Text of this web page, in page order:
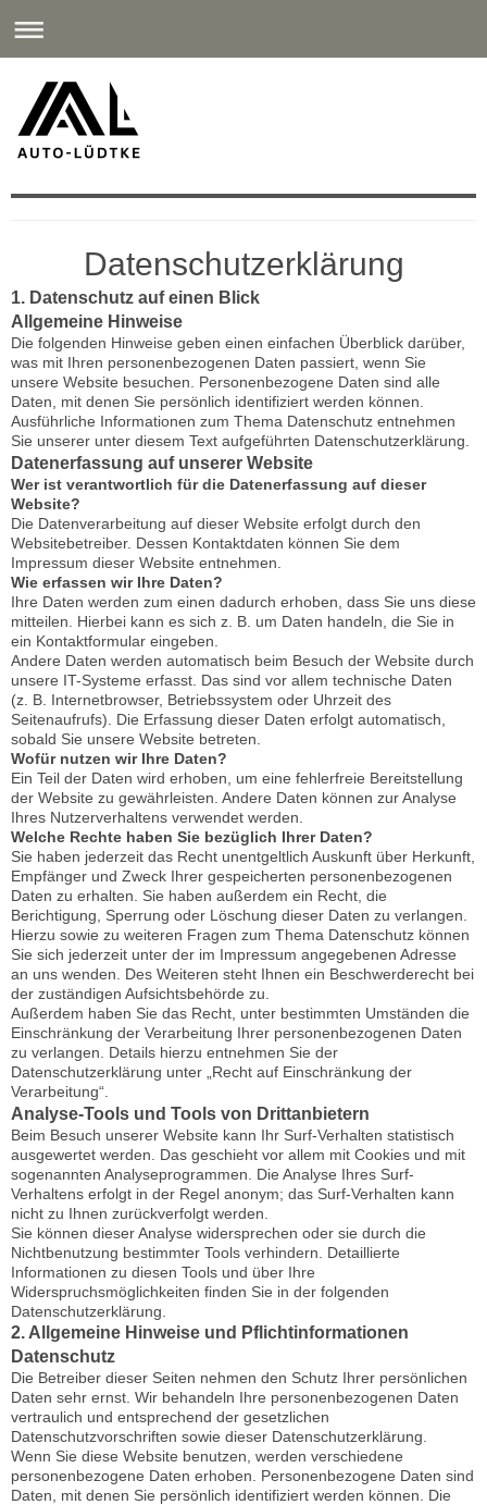
Datenschutzerklärung
1. Datenschutz auf einen Blick
Allgemeine Hinweise
Die folgenden Hinweise geben einen einfachen Überblick darüber,
was mit Ihren personenbezogenen Daten passiert, wenn Sie
unsere Website besuchen. Personenbezogene Daten sind alle
Daten, mit denen Sie persönlich identifiziert werden können.
Ausführliche Informationen zum Thema Datenschutz entnehmen
Sie unserer unter diesem Text aufgeführten Datenschutzerklärung.
Datenerfassung auf unserer Website
Wer ist verantwortlich für die Datenerfassung auf dieser
Website?
Die Datenverarbeitung auf dieser Website erfolgt durch den
Websitebetreiber. Dessen Kontaktdaten können Sie dem
Impressum dieser Website entnehmen.
Wie erfassen wir Ihre Daten?
Ihre Daten werden zum einen dadurch erhoben, dass Sie uns diese
mitteilen. Hierbei kann es sich z. B. um Daten handeln, die Sie in
ein Kontaktformular eingeben.
Andere Daten werden automatisch beim Besuch der Website durch
unsere IT-Systeme erfasst. Das sind vor allem technische Daten
(z. B. Internetbrowser, Betriebssystem oder Uhrzeit des
Seitenaufrufs). Die Erfassung dieser Daten erfolgt automatisch,
sobald Sie unsere Website betreten.
Wofür nutzen wir Ihre Daten?
Ein Teil der Daten wird erhoben, um eine fehlerfreie Bereitstellung
der Website zu gewährleisten. Andere Daten können zur Analyse
Ihres Nutzerverhaltens verwendet werden.
Welche Rechte haben Sie bezüglich Ihrer Daten?
Sie haben jederzeit das Recht unentgeltlich Auskunft über Herkunft,
Empfänger und Zweck Ihrer gespeicherten personenbezogenen
Daten zu erhalten. Sie haben außerdem ein Recht, die
Berichtigung, Sperrung oder Löschung dieser Daten zu verlangen.
Hierzu sowie zu weiteren Fragen zum Thema Datenschutz können
Sie sich jederzeit unter der im Impressum angegebenen Adresse
an uns wenden. Des Weiteren steht Ihnen ein Beschwerderecht bei
der zuständigen Aufsichtsbehörde zu.
Außerdem haben Sie das Recht, unter bestimmten Umständen die
Einschränkung der Verarbeitung Ihrer personenbezogenen Daten
zu verlangen. Details hierzu entnehmen Sie der
Datenschutzerklärung unter „Recht auf Einschränkung der
Verarbeitung“.
Analyse-Tools und Tools von Drittanbietern
Beim Besuch unserer Website kann Ihr Surf-Verhalten statistisch
ausgewertet werden. Das geschieht vor allem mit Cookies und mit
sogenannten Analyseprogrammen. Die Analyse Ihres Surf-
Verhaltens erfolgt in der Regel anonym; das Surf-Verhalten kann
nicht zu Ihnen zurückverfolgt werden.
Sie können dieser Analyse widersprechen oder sie durch die
Nichtbenutzung bestimmter Tools verhindern. Detaillierte
Informationen zu diesen Tools und über Ihre
Widerspruchsmöglichkeiten finden Sie in der folgenden
Datenschutzerklärung.
2. Allgemeine Hinweise und Pflichtinformationen
Datenschutz
Die Betreiber dieser Seiten nehmen den Schutz Ihrer persönlichen
Daten sehr ernst. Wir behandeln Ihre personenbezogenen Daten
vertraulich und entsprechend der gesetzlichen
Datenschutzvorschriften sowie dieser Datenschutzerklärung.
Wenn Sie diese Website benutzen, werden verschiedene
personenbezogene Daten erhoben. Personenbezogene Daten sind
Daten, mit denen Sie persönlich identifiziert werden können. Die